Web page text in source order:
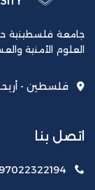
جامعة فلسطينية
العلوم الأمنية
فلسطين -
اتصل بنا